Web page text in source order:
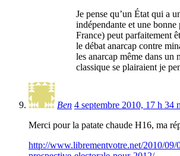
Je pense qu’un État qui a
indépendante et une
France) peut parfaitement
le débat anarcap contre
les anarcap même dans un
classique se plairaient je
Ben 4 septembre 2010, 17 h 34
Merci pour la patate chaude H16, ma
http://www.librementvotre.net/2010/09/